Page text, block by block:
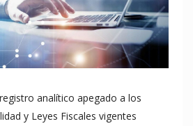
analítico apegado a los
y Leyes Fiscales vigentes